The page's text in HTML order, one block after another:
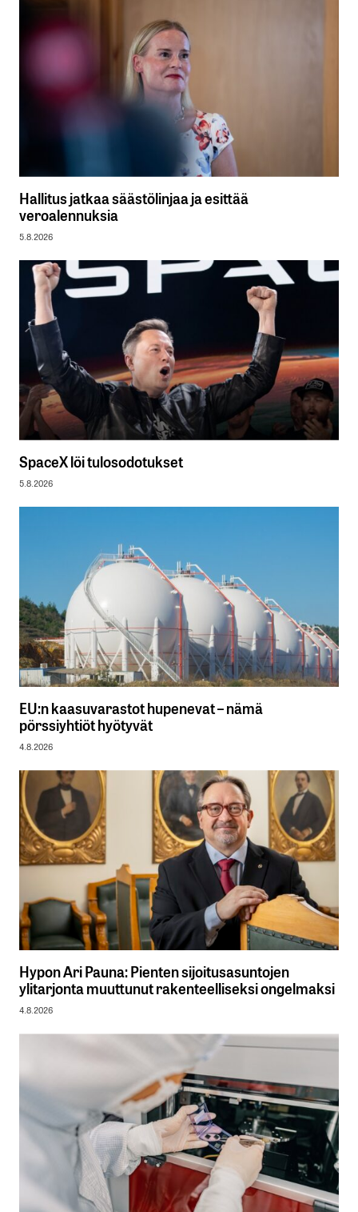
Hallitus jatkaa säästölinjaa ja esittää
veroalennuksia
5.8.2026
SpaceX löi tulosodotukset
5.8.2026
EU:n kaasuvarastot hupenevat – nämä
pörssiyhtiöt hyötyvät
4.8.2026
Hypon Ari Pauna: Pienten sijoitusasuntojen
ylitarjonta muuttunut rakenteelliseksi ongelmaksi
4.8.2026